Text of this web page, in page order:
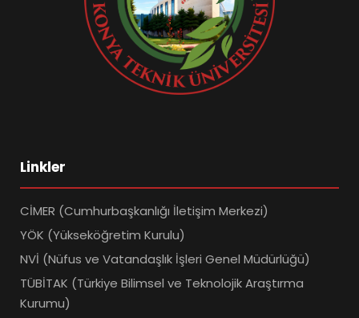
Linkler
CİMER (Cumhurbaşkanlığı İletişim Merkezi)
YÖK (Yükseköğretim Kurulu)
NVİ (Nüfus ve Vatandaşlık İşleri Genel Müdürlüğü)
TÜBİTAK (Türkiye Bilimsel ve Teknolojik Araştırma
Kurumu)